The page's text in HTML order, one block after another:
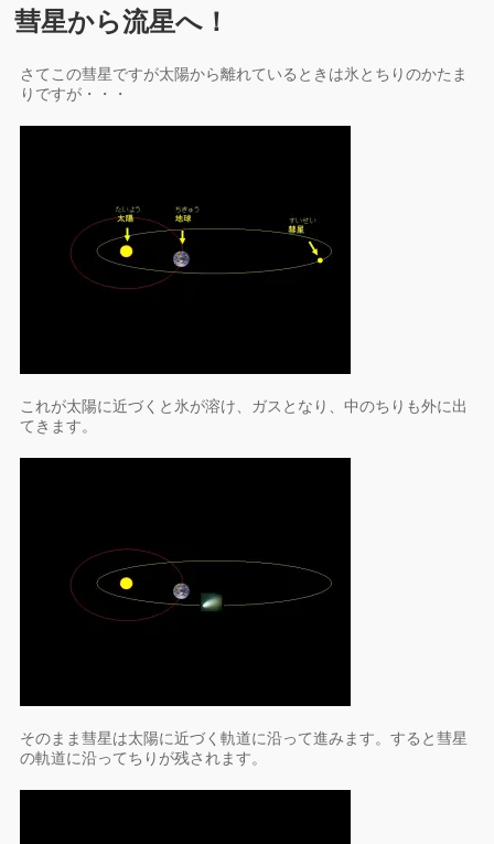
彗星から流星へ！
さてこの彗星ですが太陽から離れているときは氷とちりのかたま
りですが・・・
これが太陽に近づくと氷が溶け、ガスとなり、中のちりも外に出
てきます。
そのまま彗星は太陽に近づく軌道に沿って進みます。すると彗星
の軌道に沿ってちりが残されます。